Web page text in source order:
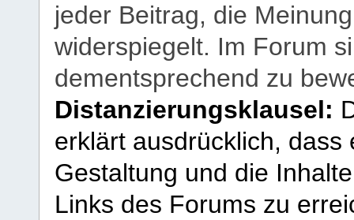
jeder Beitrag, die
widerspiegelt. Im Forum
dementsprechend zu
Distanzierungsklausel:
erklärt ausdrücklich,
Gestaltung und die
Links des Forums zu